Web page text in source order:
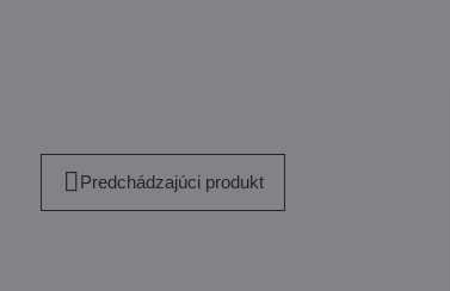
Predchádzajúci produkt